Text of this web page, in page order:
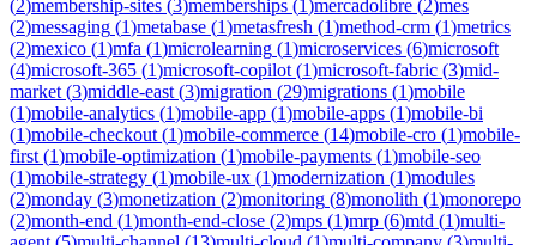
(2)membership-sites (3)memberships (1)mercadolibre (2)mes
(2)messaging (1)metabase (1)metasfresh (1)method-crm (1)metrics
(2)mexico (1)mfa (1)microlearning (1)microservices (6)microsoft
(4)microsoft-365 (1)microsoft-copilot (1)microsoft-fabric (3)mid-
market (3)middle-east (3)migration (29)migrations (1)mobile
(1)mobile-analytics (1)mobile-app (1)mobile-apps (1)mobile-bi
(1)mobile-checkout (1)mobile-commerce (14)mobile-cro (1)mobile-
first (1)mobile-optimization (1)mobile-payments (1)mobile-seo
(1)mobile-strategy (1)mobile-ux (1)modernization (1)modules
(2)monday (3)monetization (2)monitoring (8)monolith (1)monorepo
(2)month-end (1)month-end-close (2)mps (1)mrp (6)mtd (1)multi-